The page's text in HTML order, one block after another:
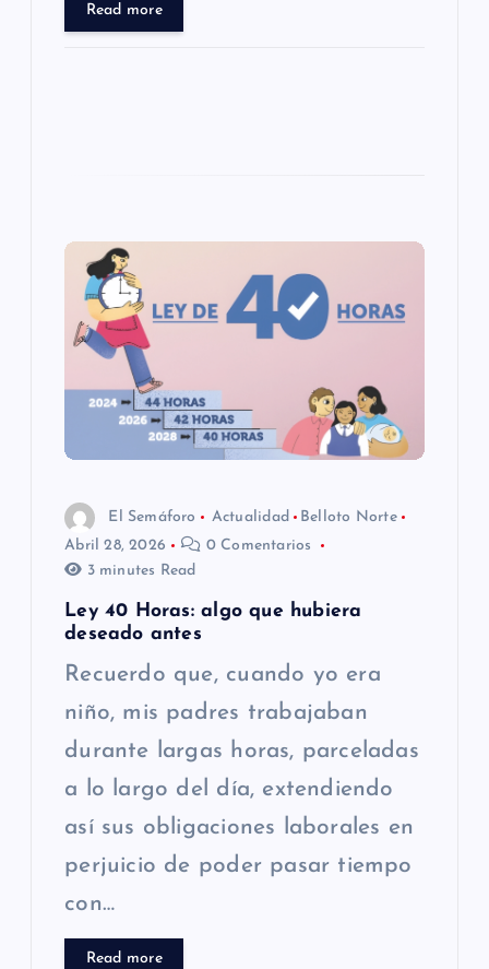
Read more
El Semáforo Actualidad
Belloto Norte
Abril 28, 2026
0 Comentarios
3 minutes Read
Ley 40 Horas: algo que hubiera
deseado antes
Recuerdo que, cuando yo era
niño, mis padres trabajaban
durante largas horas, parceladas
a lo largo del día, extendiendo
así sus obligaciones laborales en
perjuicio de poder pasar tiempo
con…
Read more